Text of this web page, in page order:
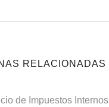
RELACIONADAS
de Impuestos Internos